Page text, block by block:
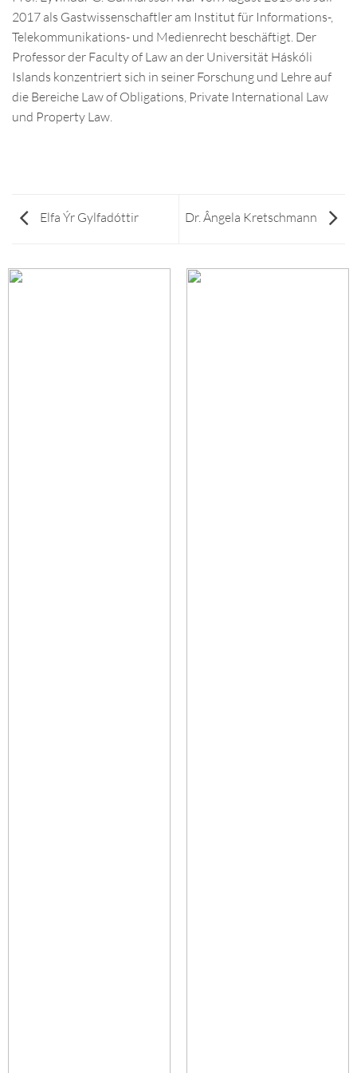
2017 als Gastwissenschaftler am Institut für Informations-,
Telekommunikations- und Medienrecht beschäftigt. Der
Professor der Faculty of Law an der Universität Háskóli
Islands konzentriert sich in seiner Forschung und Lehre auf
die Bereiche Law of Obligations, Private International Law
und Property Law.
Elfa Ýr Gylfadóttir Dr. Ângela Kretschmann